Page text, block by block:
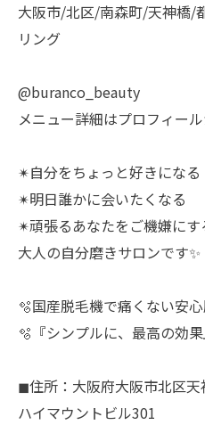
大阪市/北区/南森町/天神橋/
リング
@buranco_beauty
メニュー詳細はプロフィー
✴︎自分をちょっと好きになる
✴︎明日誰かに会いたくなる
✴︎頑張るあなたをご機嫌にす
大人の自分磨きサロンです✨
🫧国産脱毛機で痛くない安
🫧『シンプルに、最高の効
◼︎住所：大阪府大阪市北区
ハイマウントビル301